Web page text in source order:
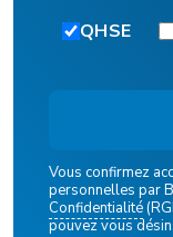
QHSE
Vous confirmez
personnelles par
Confidentialité
pouvez vous